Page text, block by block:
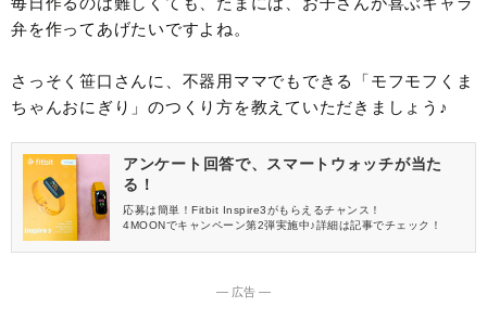
弁を作ってあげたいですよね。
さっそく笹口さんに、不器用ママでもできる「モフモフくま
ちゃんおにぎり」のつくり方を教えていただきましょう♪
アンケート回答で、スマートウォッチが当た
る！
応募は簡単！Fitbit Inspire3がもらえるチャンス！
4MOONでキャンペーン第2弾実施中♪詳細は記事でチェック！
― 広告 ―